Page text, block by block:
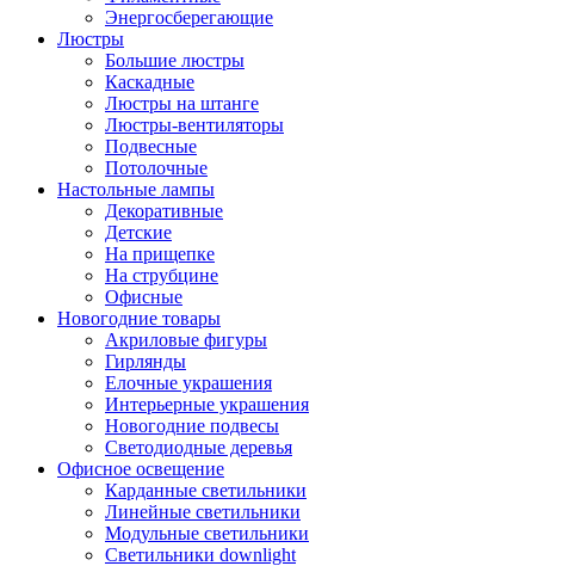
Энергосберегающие
Люстры
Большие люстры
Каскадные
Люстры на штанге
Люстры-вентиляторы
Подвесные
Потолочные
Настольные лампы
Декоративные
Детские
На прищепке
На струбцине
Офисные
Новогодние товары
Акриловые фигуры
Гирлянды
Елочные украшения
Интерьерные украшения
Новогодние подвесы
Светодиодные деревья
Офисное освещение
Карданные светильники
Линейные светильники
Модульные светильники
Светильники downlight